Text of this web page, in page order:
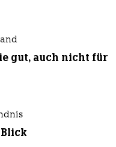
gut, auch nicht für